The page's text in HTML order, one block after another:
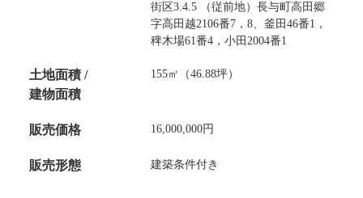
街区3.4.5 （従前地）長与町高田郷
字高田越2106番7，8、釜田46番1，
稗木場61番4，小田2004番1
土地面積 /
建物面積
155㎡（46.88坪）
販売価格 16,000,000円
販売形態 建築条件付き